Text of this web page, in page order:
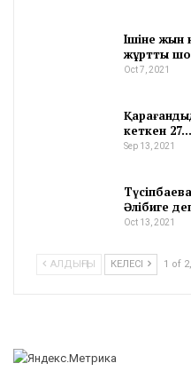
Ішіне жын
жұртты
Oct 7, 2021
кеткен 27…
Sep 13, 2021
Әлібиге
Oct 13, 2021
АЛДЫҢҒЫ КЕЛЕСІ 1 of